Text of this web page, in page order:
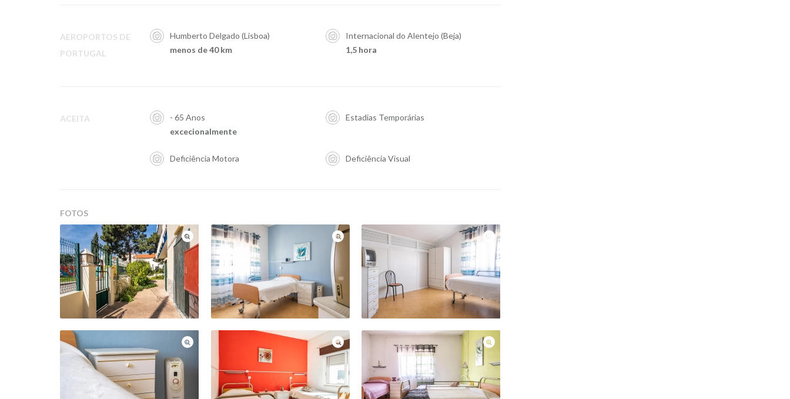
AEROPORTOS DE
PORTUGAL
Humberto Delgado (Lisboa)
menos de 40 km
Internacional do Alentejo (Beja)
1,5 hora
ACEITA
- 65 Anos
excecionalmente
Estadias Temporárias
Deficiência Motora Deficiência Visual
FOTOS